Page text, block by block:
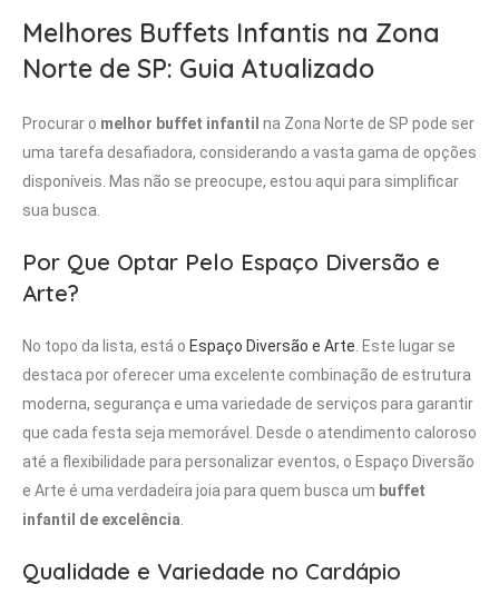
Melhores Buffets Infantis na Zona
Norte de SP: Guia Atualizado
Procurar o melhor buffet infantil na Zona Norte de SP pode ser
uma tarefa desafiadora, considerando a vasta gama de opções
disponíveis. Mas não se preocupe, estou aqui para simplificar
sua busca.
Por Que Optar Pelo Espaço Diversão e
Arte?
No topo da lista, está o Espaço Diversão e Arte . Este lugar se
destaca por oferecer uma excelente combinação de estrutura
moderna, segurança e uma variedade de serviços para garantir
que cada festa seja memorável. Desde o atendimento caloroso
até a flexibilidade para personalizar eventos, o Espaço Diversão
e Arte é uma verdadeira joia para quem busca um buffet
infantil de excelência
Qualidade e Variedade no Cardápio